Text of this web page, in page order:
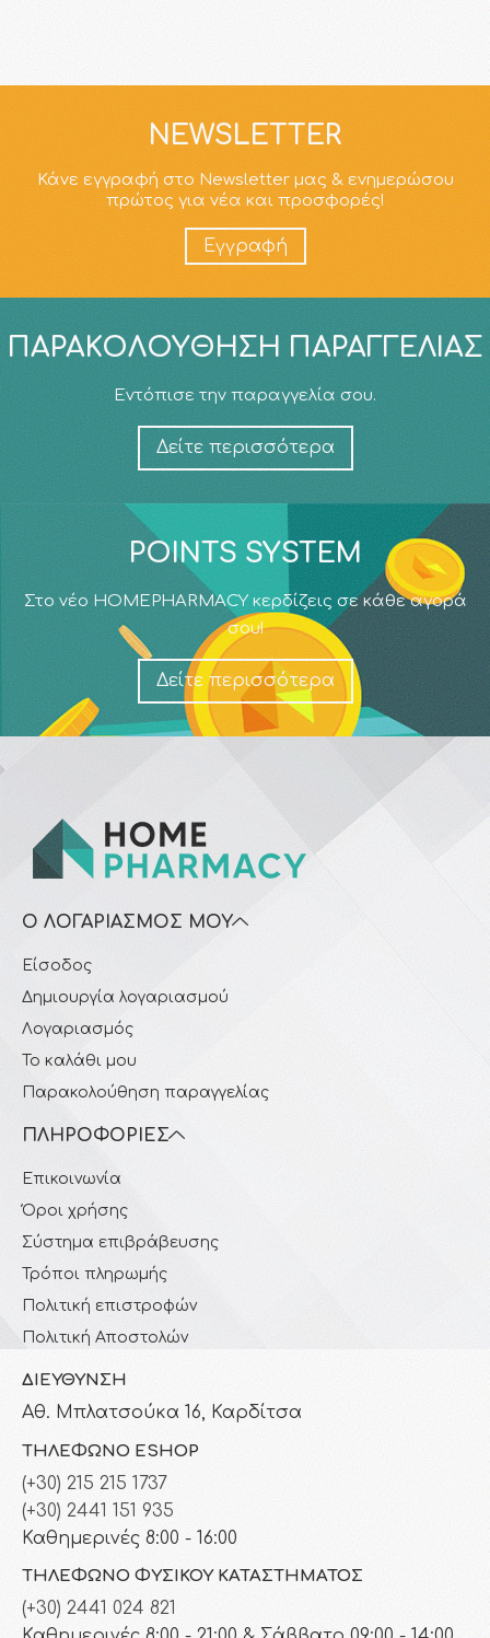
NEWSLETTER
Κάνε εγγραφή στο Newsletter μας & ενημερώσου
πρώτος για νέα και προσφορές!
Εγγραφή
ΠΑΡΑΚΟΛΟΎΘΗΣΗ ΠΑΡΑΓΓΕΛΊΑΣ
Εντόπισε την παραγγελία σου.
Δείτε περισσότερα
POINTS SYSTEM
Στο νέο HOMEPHARMACY κερδίζεις σε κάθε αγορά
σου!
Δείτε περισσότερα
Ο ΛΟΓΑΡΙΑΣΜΌΣ ΜΟΥ
Είσοδος
Δημιουργία λογαριασμού
Λογαριασμός
Το καλάθι μου
Παρακολούθηση παραγγελίας
ΠΛΗΡΟΦΟΡΊΕΣ
Επικοινωνία
Όροι χρήσης
Σύστημα επιβράβευσης
Τρόποι πληρωμής
Πολιτική επιστροφών
Πολιτική Αποστολών
ΔΙΕΎΘΥΝΣΗ
Αθ. Μπλατσούκα 16, Καρδίτσα
ΤΗΛΈΦΩΝΟ ESHOP
(+30) 215 215 1737
(+30) 2441 151 935
Καθημερινές 8:00 - 16:00
ΤΗΛΈΦΩΝΟ ΦΥΣΙΚΟΎ ΚΑΤΑΣΤΉΜΑΤΟΣ
(+30) 2441 024 821